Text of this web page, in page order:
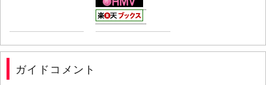
ガイドコメント